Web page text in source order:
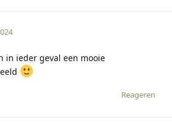
in ieder geval een mooie
Reageren